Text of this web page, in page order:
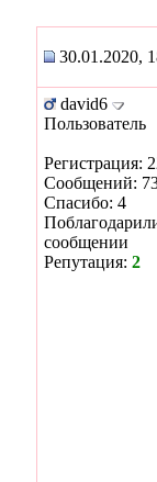
30.01.2020,
david6
Пользователь
Регистрация:
Сообщений:
Спасибо: 4
сообщении
Репутация: 2